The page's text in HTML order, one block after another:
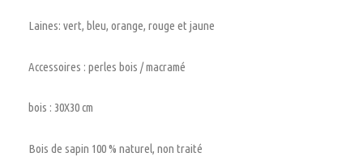
Laines: vert, bleu, orange, rouge et jaune
Accessoires : perles bois / macramé
bois : 30X30 cm
Bois de sapin 100 % naturel, non traité